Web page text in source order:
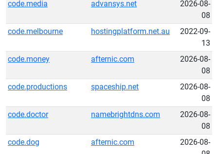
code.media advansys.net
2026-08-
08
code.melbourne
hostingplatform.net.au
2022-09-
13
code.money
afternic.com
2026-08-
08
code.productions
spaceship.net
2026-08-
08
code.doctor
namebrightdns.com
2026-08-
08
code.dog
afternic.com
2026-08-